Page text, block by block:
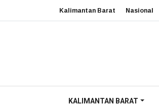
Kalimantan Barat Nasional
KALIMANTAN BARAT